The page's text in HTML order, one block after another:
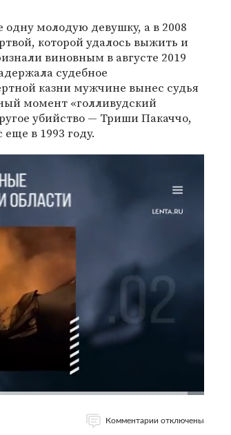
одну молодую девушку, а в 2008
которой удалось выжить и
виновным в августе 2019
судебное
казни мужчине вынес судья
момент «голливудский
убийство — Триши Пакаччо,
в 1993 году.
Комментарии отключены